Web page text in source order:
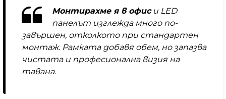
Монтирахме я в офиси LED
панелът изглежда много по-
завършен, отколкото при стандартен
монтаж. Рамката добавя обем, но запазва
чистата и професионална визия на
тавана.